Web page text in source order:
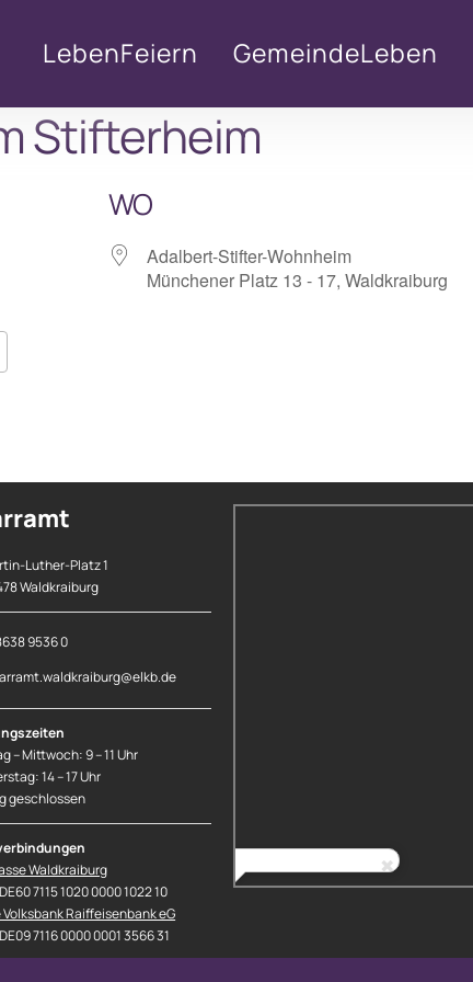
LebenFeiern GemeindeLeben
Stifterheim
WO
Adalbert-Stifter-Wohnheim
Münchener Platz 13 - 17, Waldkraiburg
Luther-Platz 1
Waldkraiburg
9536 0
– Mittwoch: 9 – 11 Uhr
14 – 17 Uhr
geschlossen
Waldkraiburg
7115 1020 0000 1022 10
Raiffeisenbank eG
7116 0000 0001 3566 31